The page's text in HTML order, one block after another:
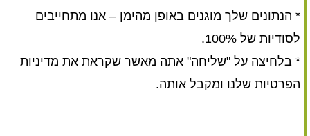
* הנתונים שלך מוגנים באופן מהימן – אנו מתחייבים
לסודיות של 100%.
* בלחיצה על "שליחה" אתה מאשר שקראת את מדיניות
הפרטיות שלנו ומקבל אותה.